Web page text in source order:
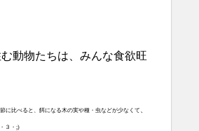
動物たちは、みんな食欲旺
に比べると、餌になる木の実や種・虫などが少なくて
３・;)